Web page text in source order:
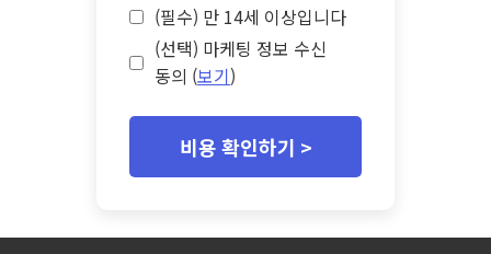
(필수) 만 14세 이상입니다
(선택) 마케팅 정보 수신
동의 (보기)
비용 확인하기 >